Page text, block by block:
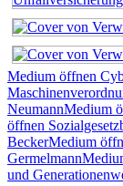
Medium öffnen
NeumannMedium
öffnen
BeckerMedium
Germelmann
und